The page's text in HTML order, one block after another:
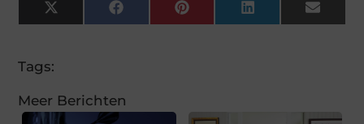
X
(Twitter)
FacebookPinterestLinkedInEmail
Tags:
Meer Berichten